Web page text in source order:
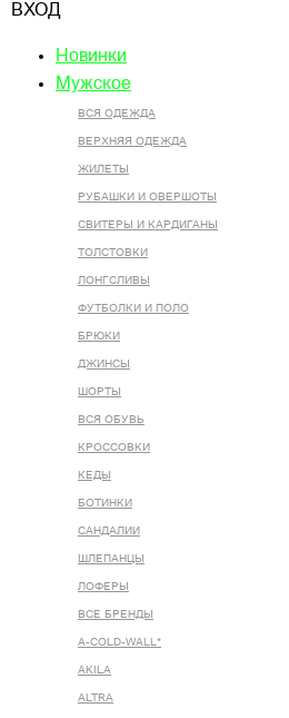
ВХОД
Новинки
Мужское
ВСЯ ОДЕЖДА
ВЕРХНЯЯ ОДЕЖДА
ЖИЛЕТЫ
РУБАШКИ И ОВЕРШОТЫ
СВИТЕРЫ И КАРДИГАНЫ
ТОЛСТОВКИ
ЛОНГСЛИВЫ
ФУТБОЛКИ И ПОЛО
БРЮКИ
ДЖИНСЫ
ШОРТЫ
ВСЯ ОБУВЬ
КРОССОВКИ
КЕДЫ
БОТИНКИ
САНДАЛИИ
ШЛЕПАНЦЫ
ЛОФЕРЫ
ВСЕ БРЕНДЫ
A-COLD-WALL*
AKILA
ALTRA